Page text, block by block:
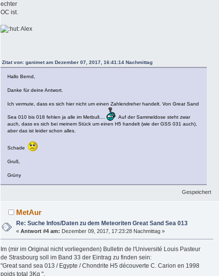
echter
OC ist.
Alex
Zitat von: ganimet am Dezember 07, 2017, 16:41:14 Nachmittag
Hallo Bernd,
Danke für deine Antwort.
Ich vermute, dass es sich hier nicht um einen Zahlendreher handelt. Von Great Sand
Sea 010 bis 018 fehlen ja alle im Metbull....
Auf der Sammeldose steht zwar
auch, dass es sich bei meinem Stück um einen H5 handelt (wie der GSS 031 auch),
aber das ist leider schon alles.
Schade
Gruß,
Grüny
Gespeichert
MetAur
Re: Suche Infos/Daten zu dem Meteoriten Great Sand Sea 013
«Antwort #4 am: Dezember 09, 2017, 17:23:28 Nachmittag »
Im (mir im Original nicht vorliegenden) Bulletin de l'Université Louis Pasteur
de Strasbourg soll im Band 33 der Eintrag zu finden sein:
"Great sand sea 013 / Egypte / Chondrite H5 découverte C. Carion en 1998
poids total 3Kg ".